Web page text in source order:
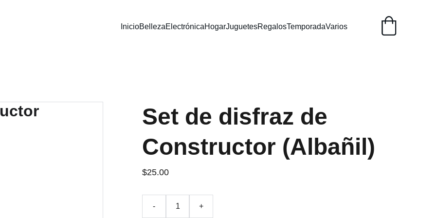
InicioBellezaElectrónicaHogarJuguetesRegalosTemporadaVarios
Set de disfraz de
Constructor (Albañil)
$25.00
- +